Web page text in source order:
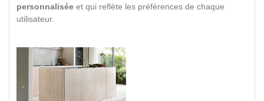
personnalisée et qui reflète les préférences de chaque
utilisateur.